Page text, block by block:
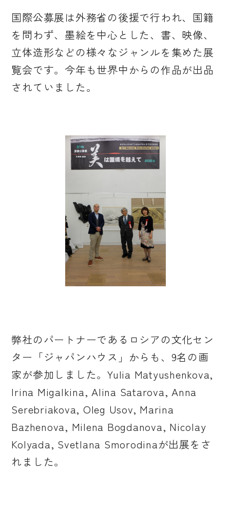
国際公募展は外務省の後援で行われ、国籍
を問わず、墨絵を中心とした、書、映像、
立体造形などの様々なジャンルを集めた展
覧会です。今年も世界中からの作品が出品
されていました。
弊社のパートナーであるロシアの文化セン
ター「ジャパンハウス」からも、9名の画
家が参加しました。Yulia Matyushenkova,
Irina Migalkina, Alina Satarova, Anna
Serebriakova, Oleg Usov, Marina
Bazhenova, Milena Bogdanova, Nicolay
Kolyada, Svetlana Smorodinaが出展をさ
れました。